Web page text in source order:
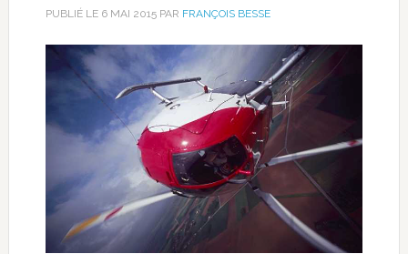
PUBLIÉ LE 6 MAI 2015PAR FRANÇOIS BESSE